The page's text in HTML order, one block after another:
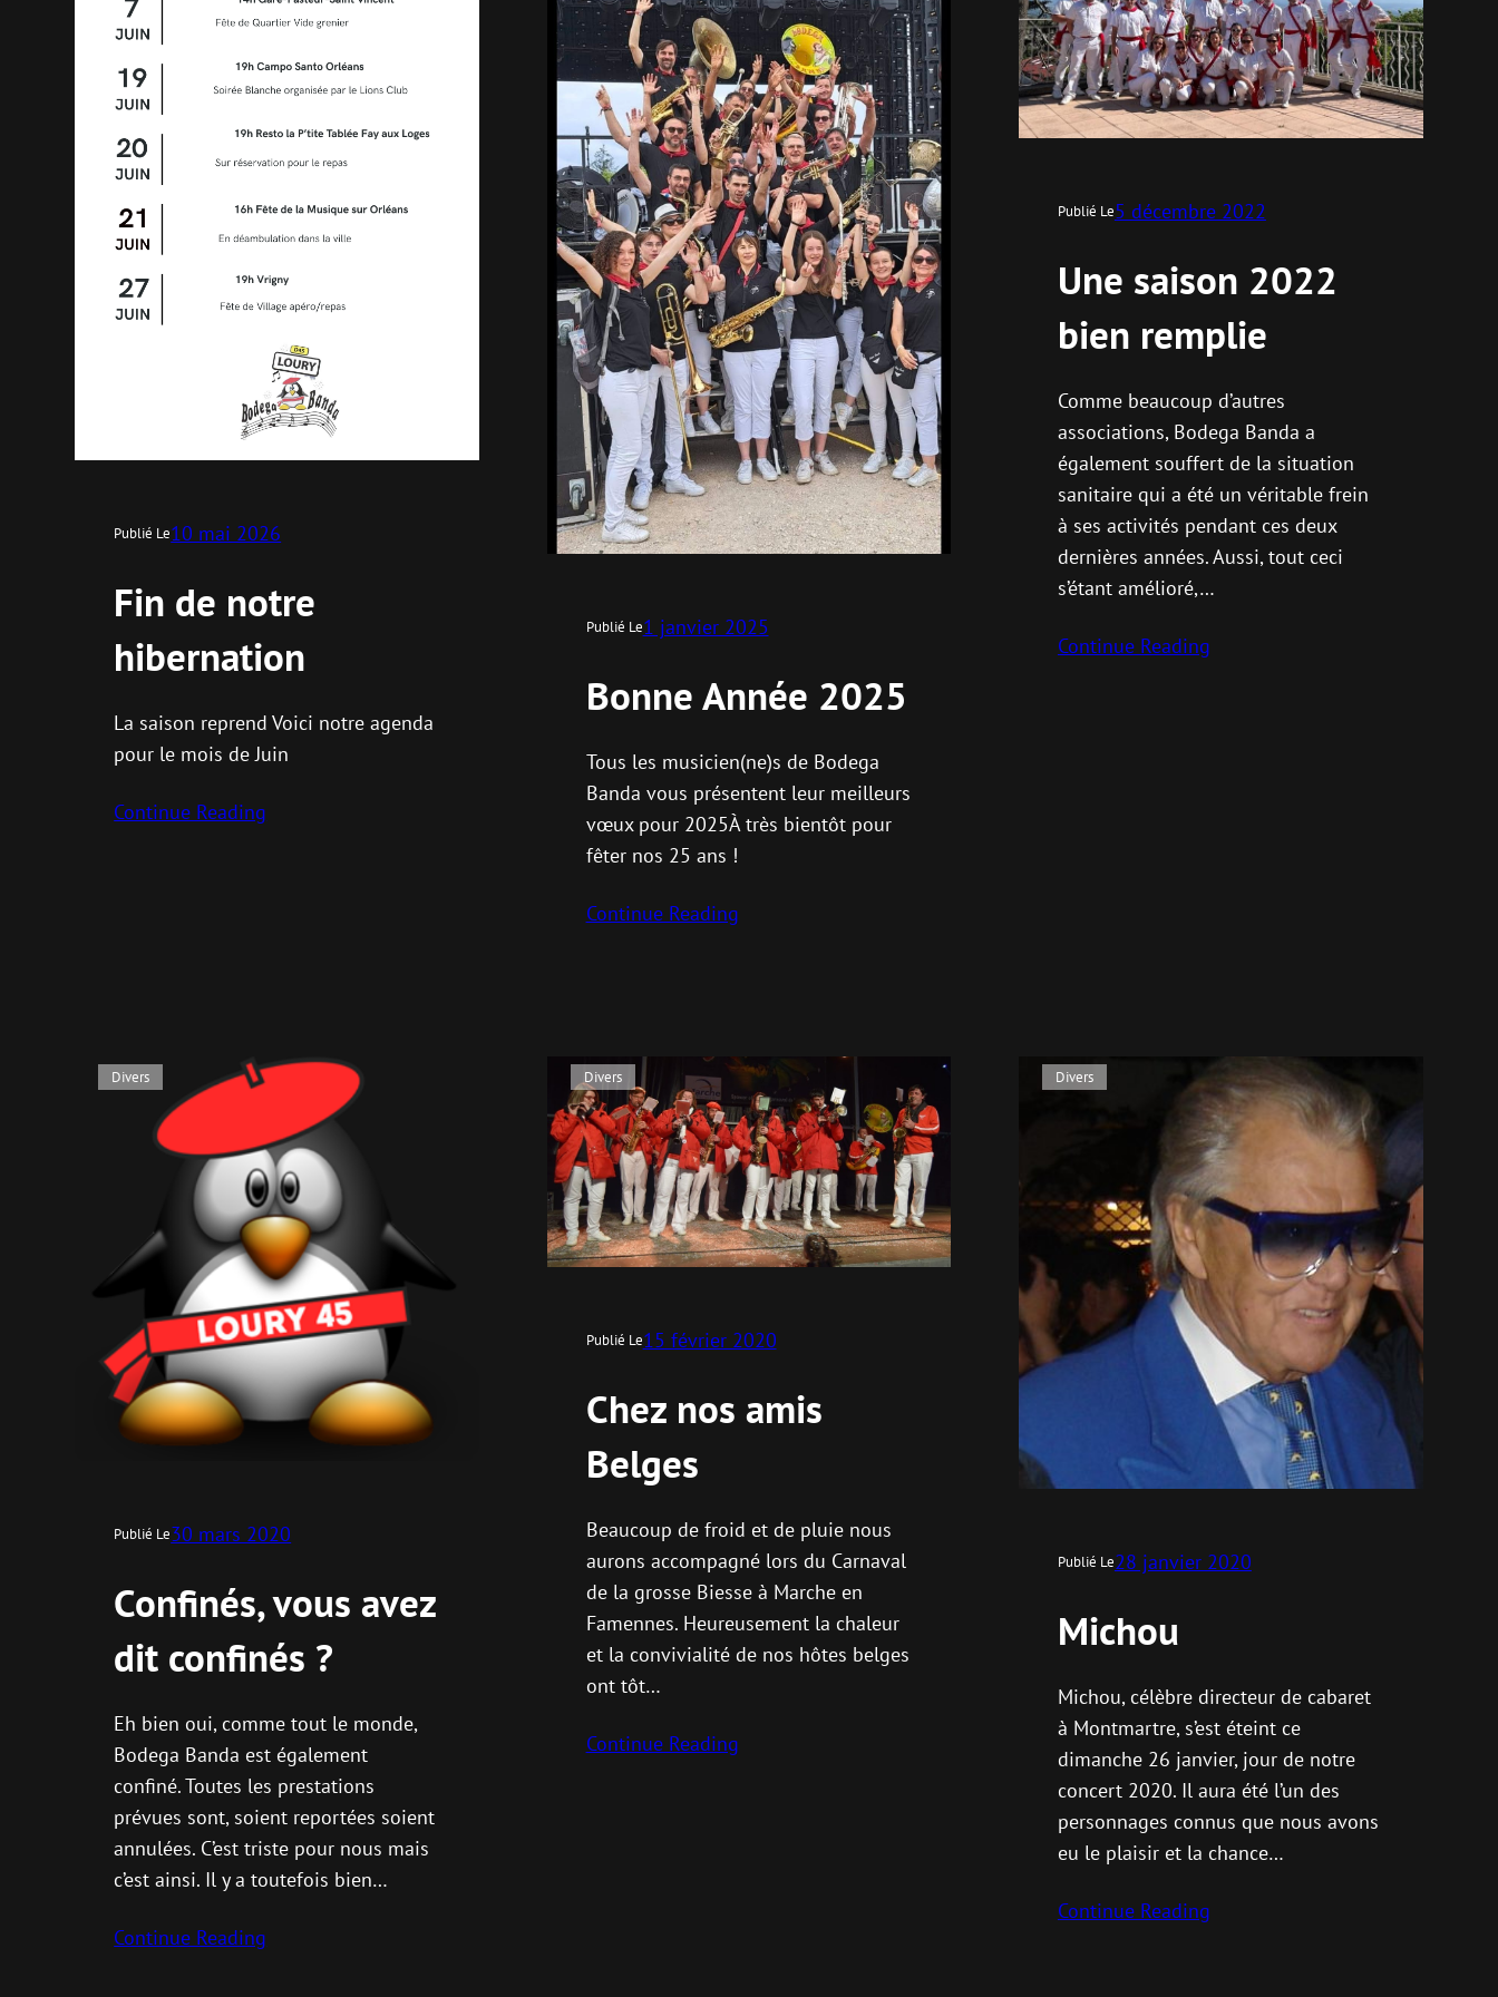
Publié Le10 mai 2026
Fin de notre
hibernation
La saison reprend Voici notre agenda
pour le mois de Juin
Continue Reading
Publié Le1 janvier 2025
Bonne Année 2025
Tous les musicien(ne)s de Bodega
Banda vous présentent leur meilleurs
vœux pour 2025À très bientôt pour
fêter nos 25 ans !
Continue Reading
Publié Le5 décembre 2022
Une saison 2022
bien remplie
Comme beaucoup d’autres
associations, Bodega Banda a
également souffert de la situation
sanitaire qui a été un véritable frein
à ses activités pendant ces deux
dernières années. Aussi, tout ceci
s’étant amélioré,…
Continue Reading
Publié Le30 mars 2020
Divers
Confinés, vous avez
dit confinés ?
Eh bien oui, comme tout le monde,
Bodega Banda est également
confiné. Toutes les prestations
prévues sont, soient reportées soient
annulées. C’est triste pour nous mais
c’est ainsi. Il y a toutefois bien…
Continue Reading
Publié Le15 février 2020
Divers
Chez nos amis
Belges
Beaucoup de froid et de pluie nous
aurons accompagné lors du Carnaval
de la grosse Biesse à Marche en
Famennes. Heureusement la chaleur
et la convivialité de nos hôtes belges
ont tôt…
Continue Reading
Publié Le28 janvier 2020
Divers
Michou
Michou, célèbre directeur de cabaret
à Montmartre, s’est éteint ce
dimanche 26 janvier, jour de notre
concert 2020. Il aura été l’un des
personnages connus que nous avons
eu le plaisir et la chance…
Continue Reading